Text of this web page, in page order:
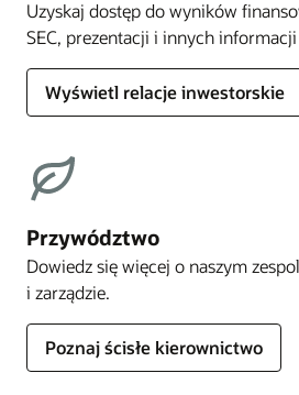
Uzyskaj dostęp do wyników
SEC, prezentacji i innych
Wyświetl relacje inwestorskie
Przywództwo
Dowiedz się więcej o naszym
i zarządzie.
Poznaj ścisłe kierownictwo